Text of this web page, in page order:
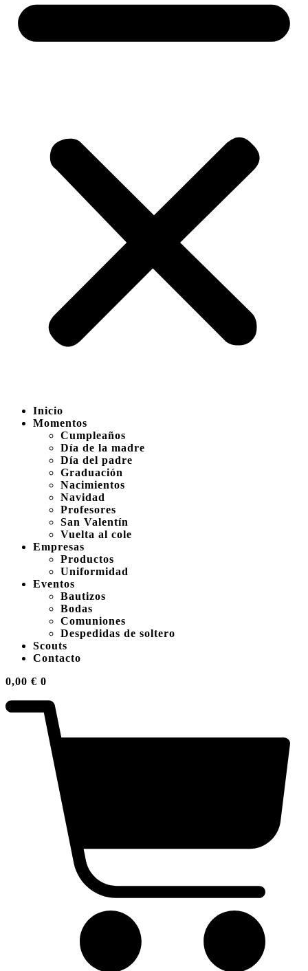
Inicio
Momentos
Cumpleaños
Día de la madre
Día del padre
Graduación
Nacimientos
Navidad
Profesores
San Valentín
Vuelta al cole
Empresas
Productos
Uniformidad
Eventos
Bautizos
Bodas
Comuniones
Despedidas de soltero
Scouts
Contacto
0,00 € 0